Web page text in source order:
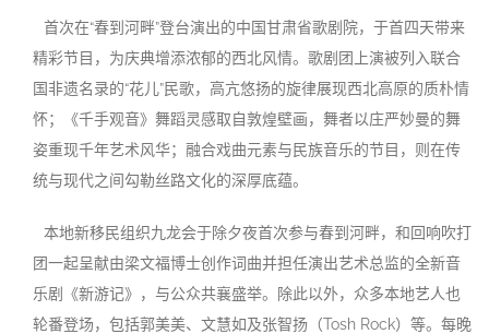
首次在“春到河畔”登台演出的中国甘肃省歌剧院，于首四天带来
精彩节目，为庆典增添浓郁的西北风情。歌剧团上演被列入联合
国非遗名录的“花儿”民歌，高亢悠扬的旋律展现西北高原的质朴情
怀；《千手观音》舞蹈灵感取自敦煌壁画，舞者以庄严妙曼的舞
姿重现千年艺术风华；融合戏曲元素与民族音乐的节目，则在传
统与现代之间勾勒丝路文化的深厚底蕴。
本地新移民组织九龙会于除夕夜首次参与春到河畔，和回响吹打
团一起呈献由梁文福博士创作词曲并担任演出艺术总监的全新音
乐剧《新游记》，与公众共襄盛举。除此以外，众多本地艺人也
轮番登场，包括郭美美、文慧如及张智扬（Tosh Rock）等。每晚